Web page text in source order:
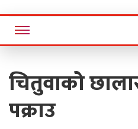
चितुवाको
पक्राउ